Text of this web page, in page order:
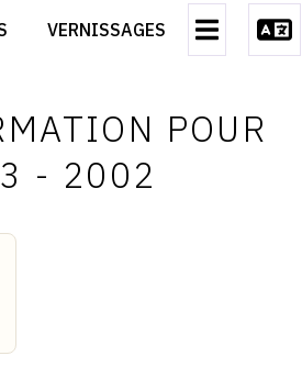
VERNISSAGES
D'EXPO
CONTACT
CGU
POUR
- 2002